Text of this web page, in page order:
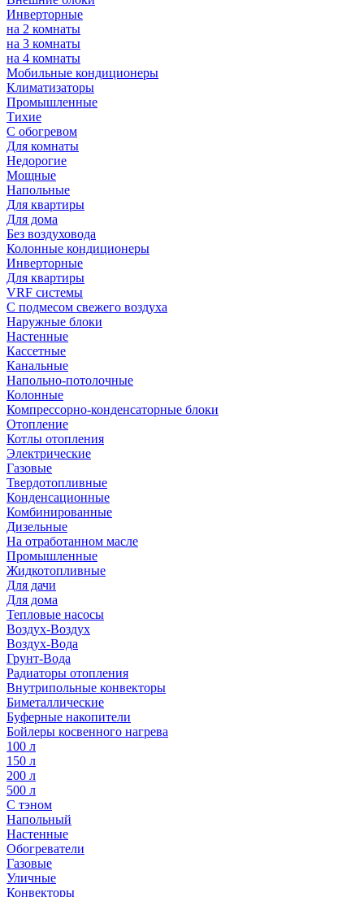
Инверторные
на 2 комнаты
на 3 комнаты
на 4 комнаты
Мобильные кондиционеры
Климатизаторы
Промышленные
Тихие
С обогревом
Для комнаты
Недорогие
Мощные
Напольные
Для квартиры
Для дома
Без воздуховода
Колонные кондиционеры
Инверторные
Для квартиры
VRF системы
С подмесом свежего воздуха
Наружные блоки
Настенные
Кассетные
Канальные
Напольно-потолочные
Колонные
Компрессорно-конденсаторные блоки
Отопление
Котлы отопления
Электрические
Газовые
Твердотопливные
Конденсационные
Комбинированные
Дизельные
На отработанном масле
Промышленные
Жидкотопливные
Для дачи
Для дома
Тепловые насосы
Воздух-Воздух
Воздух-Вода
Грунт-Вода
Радиаторы отопления
Внутрипольные конвекторы
Биметаллические
Буферные накопители
Бойлеры косвенного нагрева
100 л
150 л
200 л
500 л
С тэном
Напольный
Настенные
Обогреватели
Газовые
Уличные
Конвекторы